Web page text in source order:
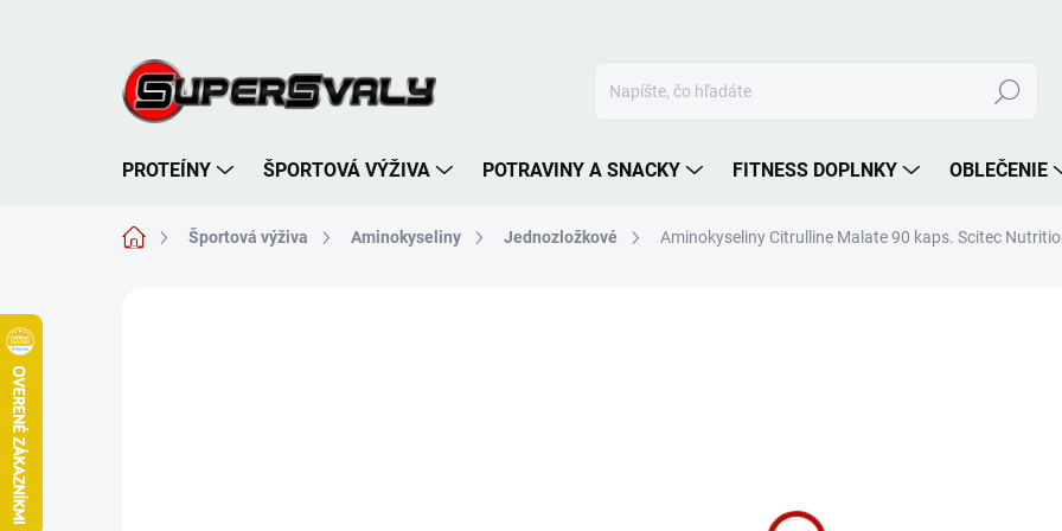
Hľadať
PROTEÍNY ŠPORTOVÁ VÝŽIVA POTRAVINY A SNACKY FITNESS DOPLNKY OBLEČENIE
DomovŠportová výživa Aminokyseliny Jednozložkové Aminokyseliny Citrulline Malate 90 kaps. Scitec